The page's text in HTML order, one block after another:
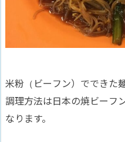
米粉（ビーフン）でできた
調理方法は日本の焼ビーフ
なります。